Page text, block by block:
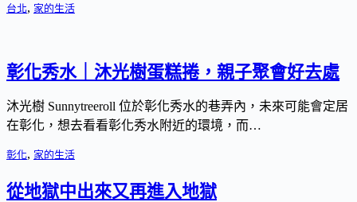
台北, 家的生活
彰化秀水｜沐光樹蛋糕捲，親子聚會好去處
沐光樹 Sunnytreeroll 位於彰化秀水的巷弄內，未來可能會定居
在彰化，想去看看彰化秀水附近的環境，而…
彰化, 家的生活
從地獄中出來又再進入地獄